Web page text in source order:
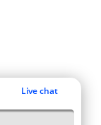
Live chat